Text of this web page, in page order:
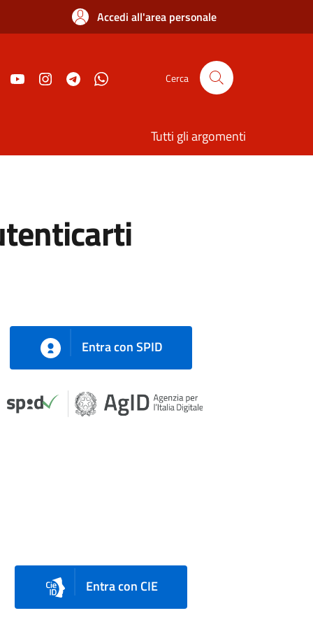
Accedi all'area personale
Cerca
Tutti gli argomenti
Entra con SPID
Entra con CIE